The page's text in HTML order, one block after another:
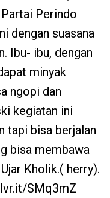
Perindo
dengan suasana
Ibu- ibu, dengan
minyak
ngopi dan
kegiatan ini
tapi bisa berjalan
bisa membawa
Kholik.( herry).
SMq3mZ